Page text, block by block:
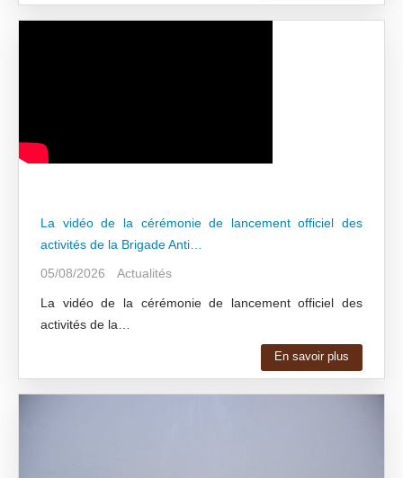
La vidéo de la cérémonie de lancement officiel des
activités de la Brigade Anti…
05/08/2026
Actualités
La vidéo de la cérémonie de lancement officiel des
activités de la…
En savoir plus